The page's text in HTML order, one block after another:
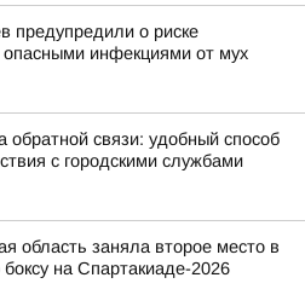
предупредили о риске
инфекциями от мух
связи: удобный способ
с городскими службами
область заняла второе место в
боксу на Спартакиаде-2026